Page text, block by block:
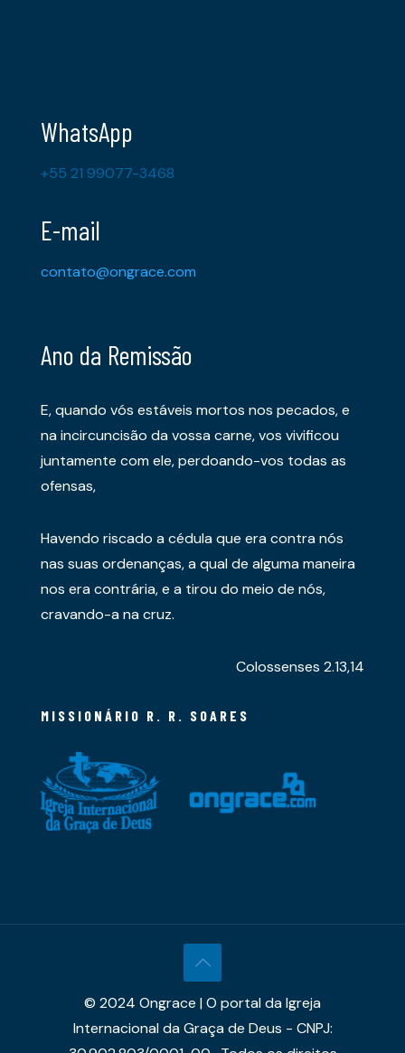
WhatsApp
+55 21 99077-3468
E-mail
contato@ongrace.com
Ano da Remissão
E, quando vós estáveis mortos nos pecados, e
na incircuncisão da vossa carne, vos vivificou
juntamente com ele, perdoando-vos todas as
ofensas,
Havendo riscado a cédula que era contra nós
nas suas ordenanças, a qual de alguma maneira
nos era contrária, e a tirou do meio de nós,
cravando-a na cruz.
Colossenses 2.13,14
MISSIONÁRIO R. R. SOARES
© 2024 Ongrace | O portal da Igreja
Internacional da Graça de Deus - CNPJ: